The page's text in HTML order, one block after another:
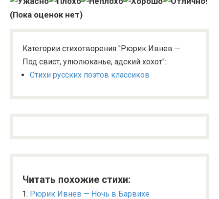
(Пока оценок нет)
Категории стихотворения "Рюрик Ивнев —
Под свист, улюлюканье, адский хохот":
Стихи русских поэтов классиков
Читать похожие стихи:
Рюрик Ивнев — Ночь в Барвихе